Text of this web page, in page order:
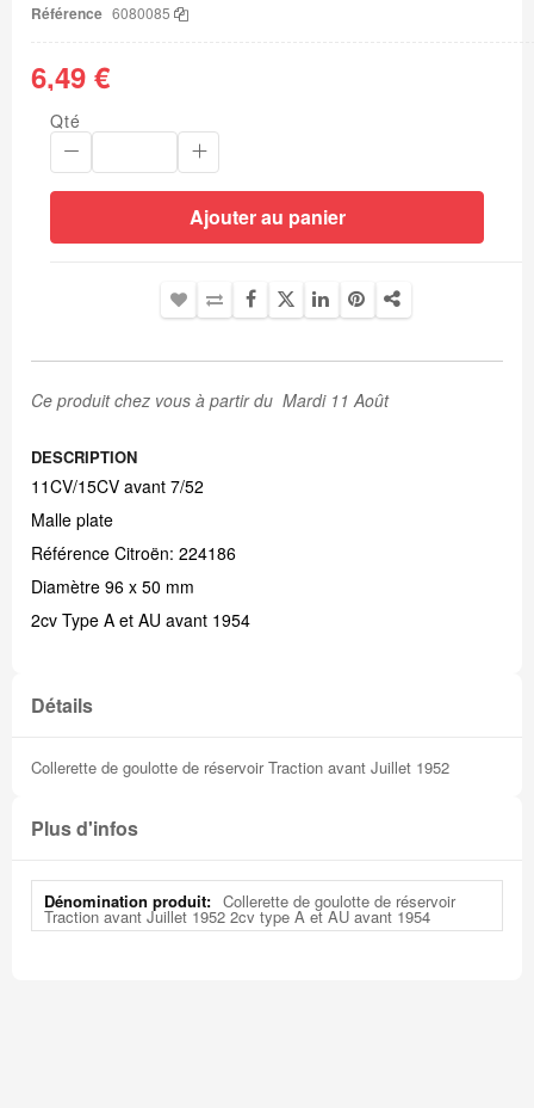
Référence 6080085
6,49 €
Qté
Ajouter au panier
Ce produit chez vous à partir du Mardi 11 Août
DESCRIPTION
11CV/15CV avant 7/52
Malle plate
Référence Citroën: 224186
Diamètre 96 x 50 mm
2cv Type A et AU avant 1954
Détails
Collerette de goulotte de réservoir Traction avant Juillet 1952
Plus d'infos
Plus
d'infos
Collerette de goulotte de réservoir
Traction avant Juillet 1952 2cv type A et AU avant 1954